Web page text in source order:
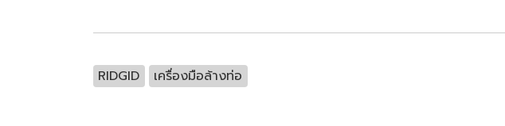
RIDGID เครื่องมือล้างท่อ